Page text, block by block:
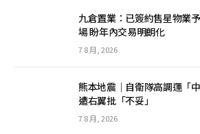
九倉置業：已簽約售星物業
場 盼年內交易明朗化
7 8 月, 2026
熊本地震｜自衛隊高調運「
遭右翼批「不妥」
7 8 月, 2026